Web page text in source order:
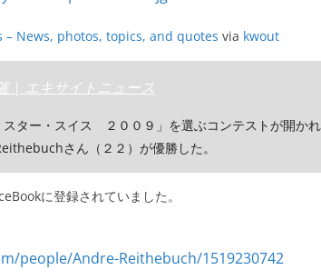
– News, photos, topics, and quotes via kwout
| エキサイトニュース
ター・スイス ２００９」を選ぶコンテストが開か
さん（２２）が優勝した。
に登録されていました。